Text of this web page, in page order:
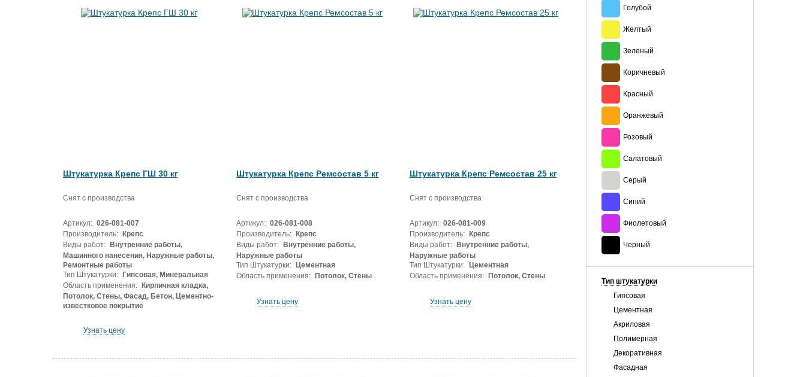
Голубой
Желтый
Зеленый
Коричневый
Красный
Оранжевый
Розовый
Салатовый
Серый
Синий
Фиолетовый
Черный
Тип штукатурки
Гипсовая
Цементная
Акриловая
Полимерная
Декоративная
Фасадная
Штукатурка Крепс ГШ 30 кг
Снят с производства
Артикул: 026-081-007
Производитель:
Крепс
Виды работ:
Внутренние работы,
Машинного нанесения, Наружные работы,
Ремонтные работы
Тип Штукатурки:
Гипсовая, Минеральная
Область применения:
Кирпичная кладка,
Потолок, Стены, Фасад, Бетон, Цементно-
известковое покрытие
Узнать цену
Штукатурка Крепс Ремсостав 5 кг
Снят с производства
Артикул: 026-081-008
Производитель:
Крепс
Виды работ:
Внутренние работы,
Наружные работы
Тип Штукатурки:
Цементная
Область применения:
Потолок, Стены
Узнать цену
Штукатурка Крепс Ремсостав 25 кг
Снят с производства
Артикул: 026-081-009
Производитель:
Крепс
Виды работ:
Внутренние работы,
Наружные работы
Тип Штукатурки:
Цементная
Область применения:
Потолок, Стены
Узнать цену